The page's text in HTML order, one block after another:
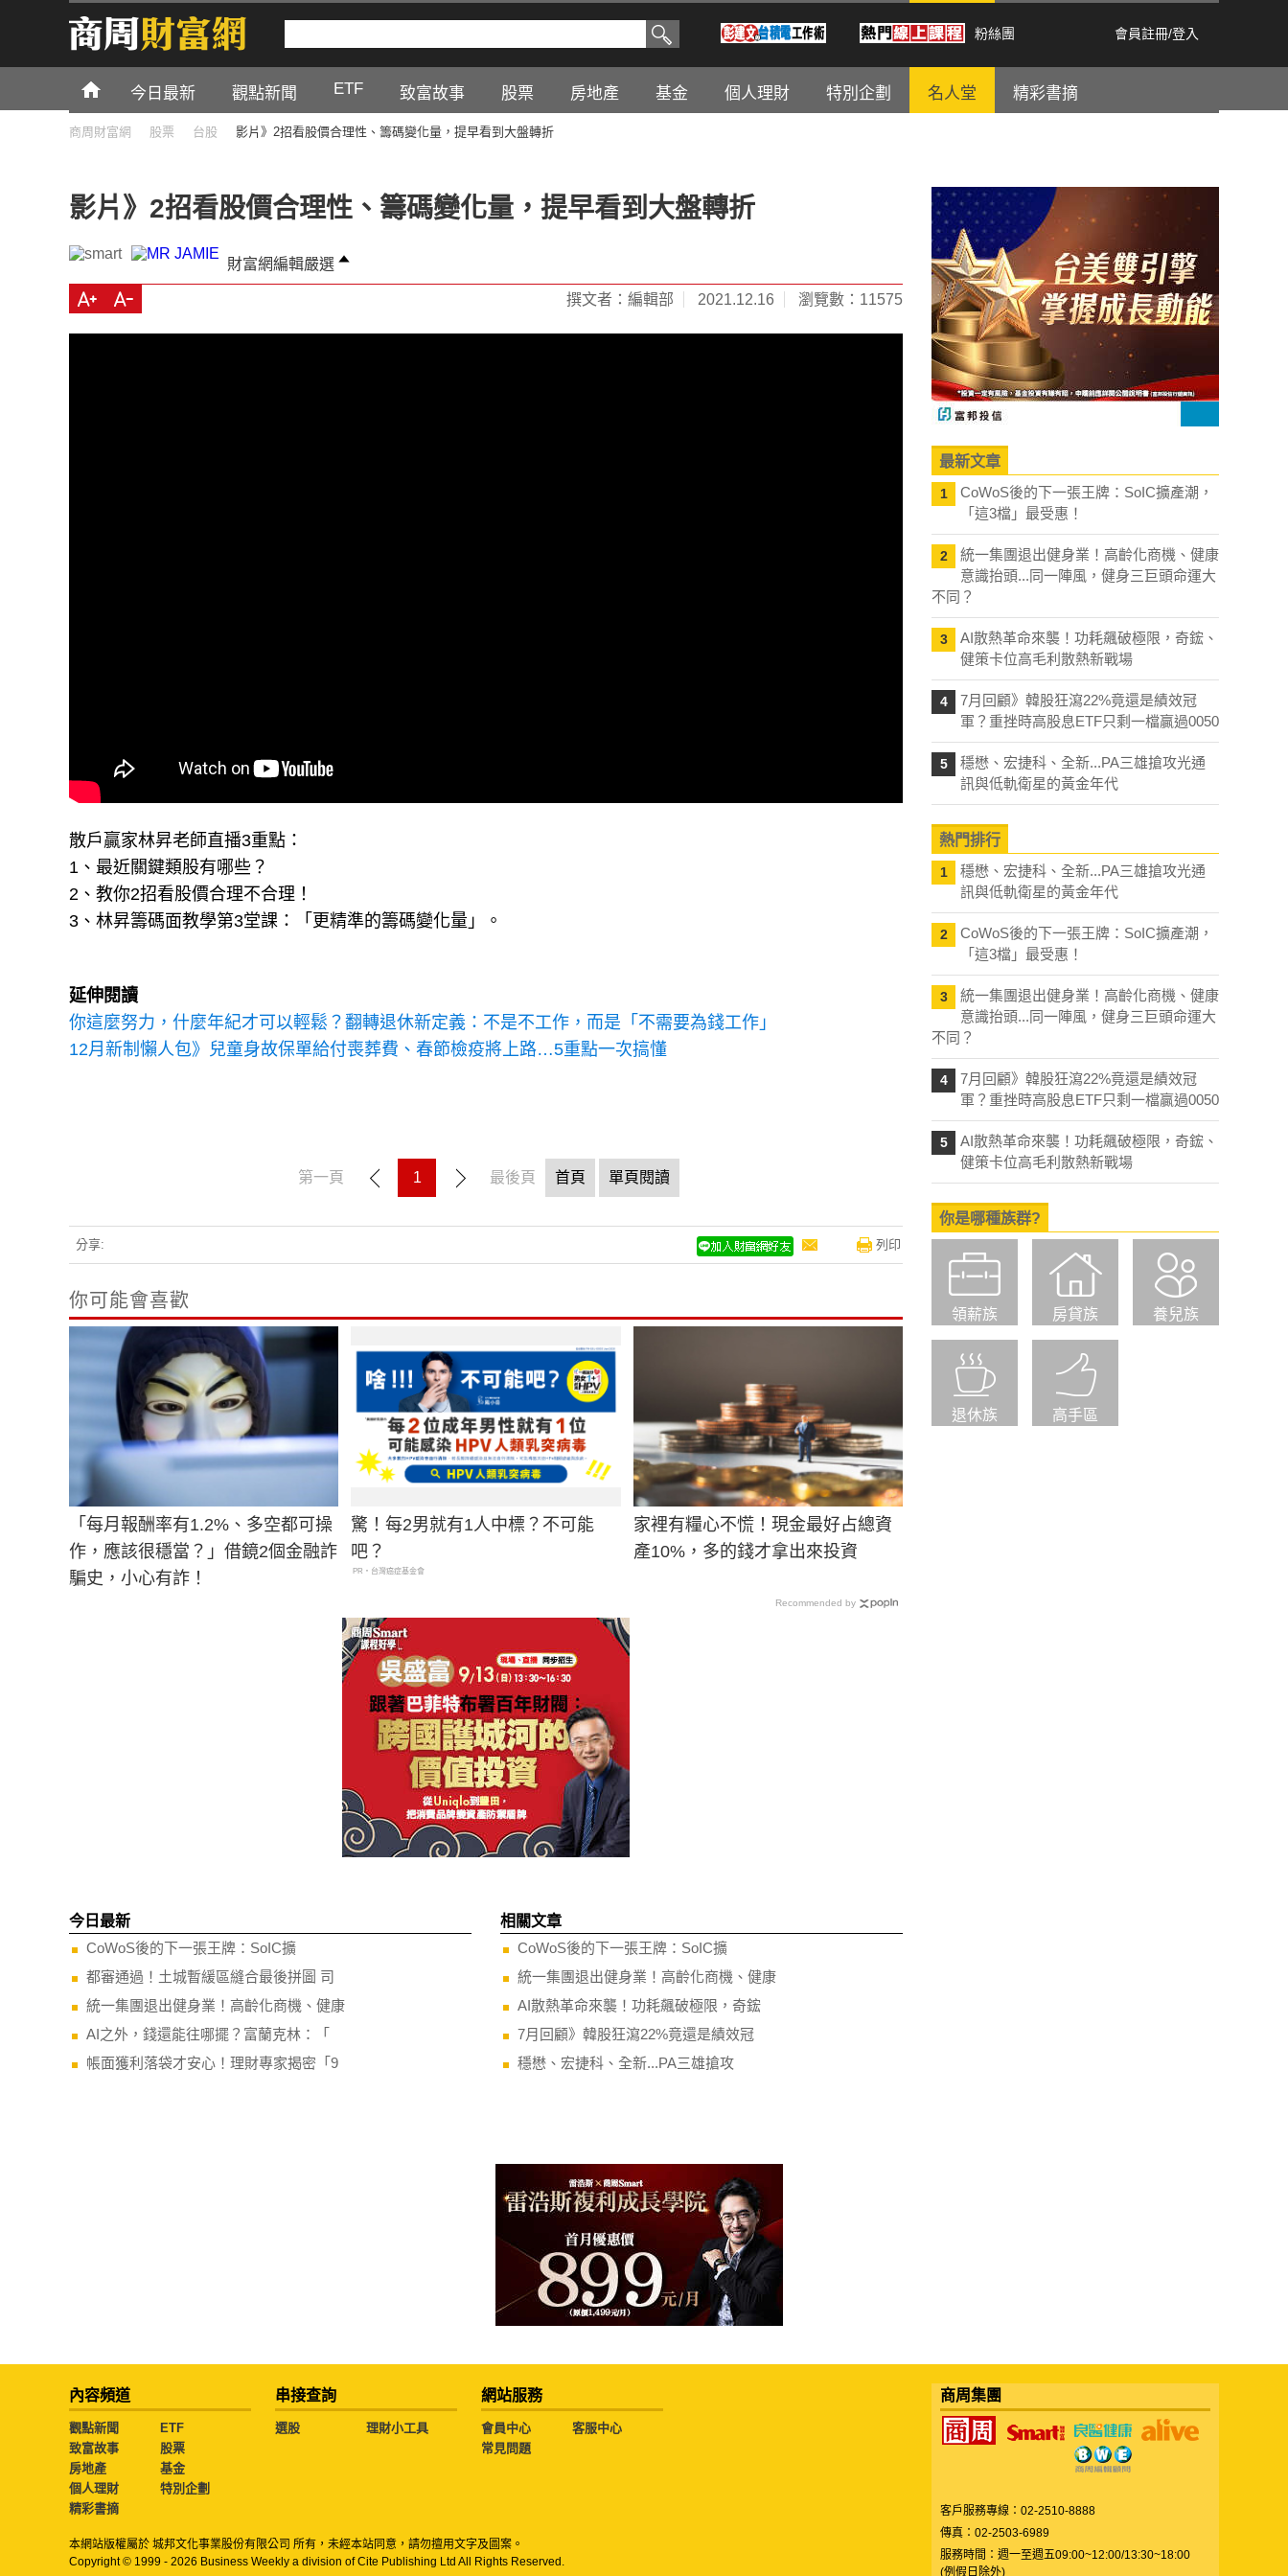
粉絲團 會員註冊/登入
今日最新 觀點新聞 ETF 致富故事 股票 房地產 基金 個人理財 特別企劃 名人堂 精彩書摘
商周財富網 股票 台股 影片》2招看股價合理性、籌碼變化量，提早看到大盤轉折
影片》2招看股價合理性、籌碼變化量，提早看到大盤轉折
財富網編輯嚴選
撰文者：編輯部 2021.12.16 瀏覽數：11575
散戶贏家林昇老師直播3重點：
1、最近關鍵類股有哪些？
2、教你2招看股價合理不合理！
3、林昇籌碼面教學第3堂課：「更精準的籌碼變化量」。
延伸閱讀
你這麼努力，什麼年紀才可以輕鬆？翻轉退休新定義：不是不工作，而是「不需要為錢工作」
12月新制懶人包》兒童身故保單給付喪葬費、春節檢疫將上路…5重點一次搞懂
第一頁 1 最後頁 首頁 單頁閱讀
分享: 列印
你可能會喜歡
「每月報酬率有1.2%、多空都可操
作，應該很穩當？」借鏡2個金融詐
騙史，小心有詐！
驚！每2男就有1人中標？不可能
吧？
PR・台灣癌症基金會
家裡有糧心不慌！現金最好占總資
產10%，多的錢才拿出來投資
Recommended by
今日最新
CoWoS後的下一張王牌：SoIC擴
都審通過！土城暫緩區縫合最後拼圖 司
統一集團退出健身業！高齡化商機、健康
AI之外，錢還能往哪擺？富蘭克林：「
帳面獲利落袋才安心！理財專家揭密「9
相關文章
CoWoS後的下一張王牌：SoIC擴
統一集團退出健身業！高齡化商機、健康
AI散熱革命來襲！功耗飆破極限，奇鋐
7月回顧》韓股狂瀉22%竟還是績效冠
穩懋、宏捷科、全新...PA三雄搶攻
最新文章
1
CoWoS後的下一張王牌：SoIC擴產潮，
「這3檔」最受惠！
2
統一集團退出健身業！高齡化商機、健康
意識抬頭...同一陣風，健身三巨頭命運大
不同？
3
AI散熱革命來襲！功耗飆破極限，奇鋐、
健策卡位高毛利散熱新戰場
4
7月回顧》韓股狂瀉22%竟還是績效冠
軍？重挫時高股息ETF只剩一檔贏過0050
5
穩懋、宏捷科、全新...PA三雄搶攻光通
訊與低軌衛星的黃金年代
熱門排行
1
穩懋、宏捷科、全新...PA三雄搶攻光通
訊與低軌衛星的黃金年代
2
CoWoS後的下一張王牌：SoIC擴產潮，
「這3檔」最受惠！
3
統一集團退出健身業！高齡化商機、健康
意識抬頭...同一陣風，健身三巨頭命運大
不同？
4
7月回顧》韓股狂瀉22%竟還是績效冠
軍？重挫時高股息ETF只剩一檔贏過0050
5
AI散熱革命來襲！功耗飆破極限，奇鋐、
健策卡位高毛利散熱新戰場
你是哪種族群?
領薪族 房貸族 養兒族
退休族 高手區
內容頻道
觀點新聞
ETF
致富故事
股票
房地產
基金
個人理財
特別企劃
精彩書摘
串接查詢
選股 理財小工具
網站服務
會員中心
客服中心
常見問題
本網站版權屬於 城邦文化事業股份有限公司 所有，未經本站同意，請勿擅用文字及圖案。
Copyright © 1999 - 2026 Business Weekly a division of Cite Publishing Ltd All Rights Reserved.
商周集團
客戶服務專線：02-2510-8888
傳真：02-2503-6989
服務時間：週一至週五09:00~12:00/13:30~18:00
(例假日除外)